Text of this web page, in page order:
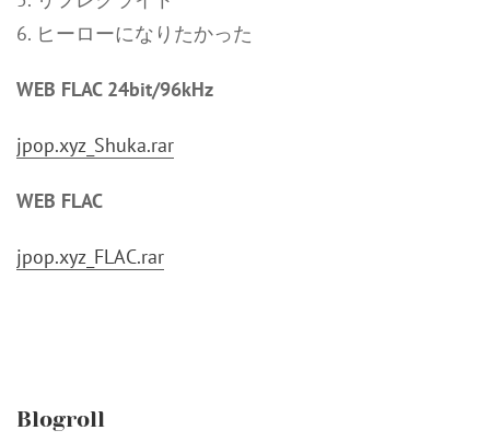
6. ヒーローになりたかった
WEB FLAC 24bit/96kHz
jpop.xyz_Shuka.rar
WEB FLAC
jpop.xyz_FLAC.rar
Blogroll